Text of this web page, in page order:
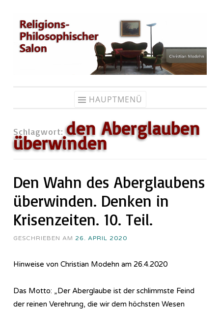
Zum
Inhalt
springen
HAUPTMENÜ
Schlagwort:den Aberglauben
überwinden
Den Wahn des Aberglaubens
überwinden. Denken in
Krisenzeiten. 10. Teil.
GESCHRIEBEN AM 26. APRIL 2020
Hinweise von Christian Modehn am 26.4.2020
Das Motto: „Der Aberglaube ist der schlimmste Feind
der reinen Verehrung, die wir dem höchsten Wesen